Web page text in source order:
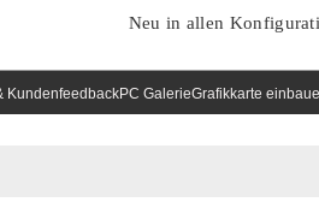
Neu in allen
KundenfeedbackPC GalerieGrafikkarte